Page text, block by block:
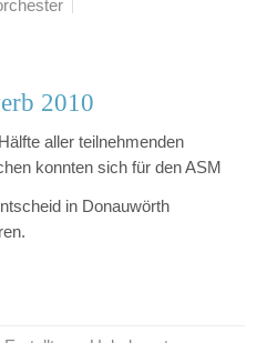
2010
aller teilnehmenden
konnten sich für den ASM
in Donauwörth